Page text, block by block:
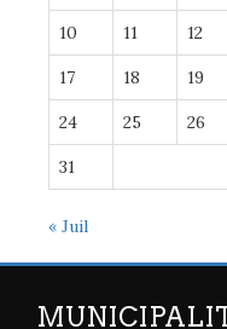
10 11 12
17 18 19
24 25 26
31
« Juil